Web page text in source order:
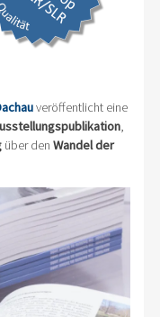
veröffentlicht eine
,
über den Wandel der